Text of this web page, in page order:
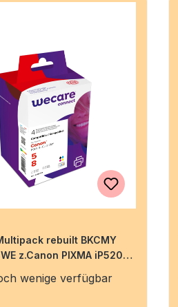
rebuilt BKCMY
z.Canon PIXMA iP5200
wenige verfügbar